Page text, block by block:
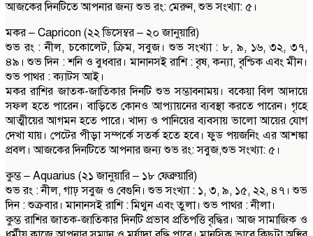
আজকের দিনটিতে আপনার জন্য শুভ রং: মেরুন, শুভ সংখ্যা: ৫।
মকর – Capricon (২২ ডিসেম্বর – ২০ জানুয়ারি)
শুভ রং : নীল, চকোলেট, ক্রিম, সবুজ। শুভ সংখ্যা : ৮, ৯, ১৬, ৩২, ৩৭,
৪৯। শুভ দিন : শনি ও বুধবার। মানানসই রাশি : বৃষ, কন্যা, বৃশ্চিক এবং মীন।
শুভ পাথর : ক্যাটস আই।
মকর রাশির জাতক-জাতিকার দিনটি শুভ সম্ভাবনাময়। বকেয়া বিল আদায়ে
সফল হতে পারেন। বাড়িতে কোনও আপ্যায়নের ব্যবস্থা করতে পারেন। গৃহে
আত্মীয়ের আগমন হতে পারে। খাদ্য ও পানিয়ের ব্যবসায় ভালো আয়ের যোগ
দেখা যায়। পেটের পীড়া সম্পর্কে সতর্ক হতে হবে। ফুড পয়জনিং এর আশঙ্কা
প্রবল। আজকের দিনটিতে আপনার জন্য শুভ রং: সবুজ,শুভ সংখ্যা: ৫।
কুম্ভ – Aquarius (২১ জানুয়ারি – ১৮ ফেব্রুয়ারি)
শুভ রং : নীল, গাঢ় সবুজ ও বেগুনি। শুভ সংখ্যা : ১, ৩, ৯, ১৫, ২২, ৪৭। শুভ
দিন : শুক্রবার। মানানসই রাশি : মিথুন এবং তুলা। শুভ পাথর : নীলা।
কুম্ভ রাশির জাতক-জাতিকার দিনটি প্রভাব প্রতিপত্তি বৃদ্ধির। আজ সামাজিক ও